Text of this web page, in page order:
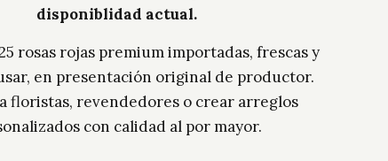
disponiblidad actual.
rosas rojas premium importadas, frescas y
en presentación original de productor.
floristas, revendedores o crear arreglos
con calidad al por mayor.